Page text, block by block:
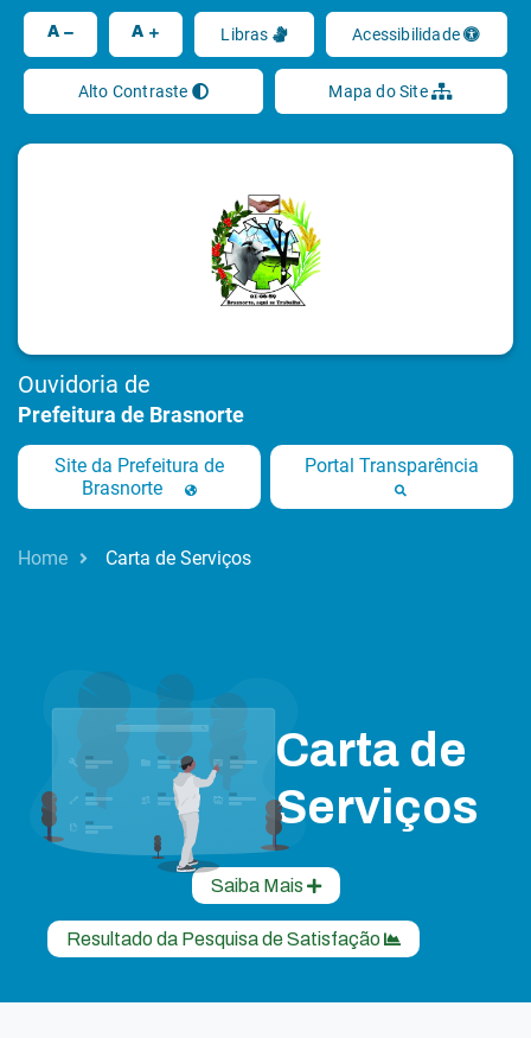
A A Libras Acessibilidade
Alto Contraste Mapa do Site
Ouvidoria de
Prefeitura de Brasnorte
Site da Prefeitura de
Brasnorte
Portal Transparência
Home Carta de Serviços
Carta de
Serviços
Saiba Mais
Resultado da Pesquisa de Satisfação